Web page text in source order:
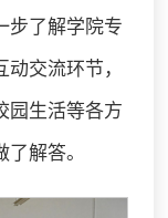
步了解学院专
交流环节，
园生活等各方
解答。